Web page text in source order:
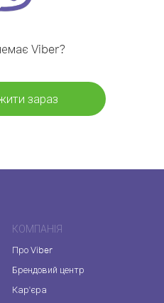
Viber?
зараз
КОМПАНІЯ
Про Viber
Брендовий центр
Кар'єра